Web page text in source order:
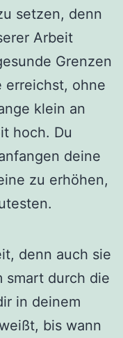
setzen, denn
Arbeit
Grenzen
erreichst, ohne
klein an
hoch. Du
deine
zu erhöhen,
denn auch sie
smart durch die
in deinem
bis wann